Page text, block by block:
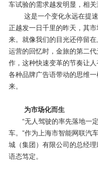
车试验的需求越发明显，相关
这是一个变化永远在提
正越发一日千里的昨天，其
来。就像我们的目光还停留
运营的回忆时，金旅的第二
作，这种快速变革的节奏让
各种品牌广告语带动的思维
来。
为市场化而生
“无人驾驶的率先落地一定
车。”作为上海市智能网联汽
城（集团）有限公司的总经
语态笃定。